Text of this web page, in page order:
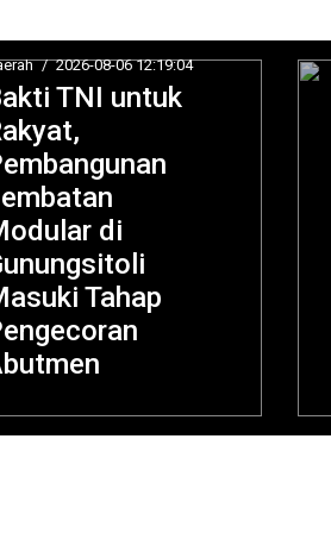
Internasional
07:09:13
Geger Bandara
Leipzig, Drone
Bersenjata Diduga
Terlibat Sabotase